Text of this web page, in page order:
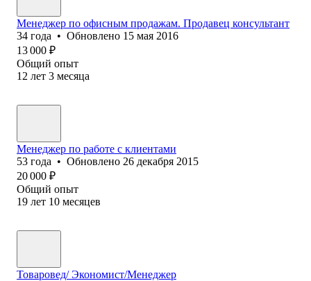
Менеджер по офисным продажам. Продавец консультант
34 года • Обновлено 15 мая 2016
13 000 ₽
Общий опыт
12 лет 3 месяца
Менеджер по работе с клиентами
53 года • Обновлено 26 декабря 2015
20 000 ₽
Общий опыт
19 лет 10 месяцев
Товаровед/ Экономист/Менеджер